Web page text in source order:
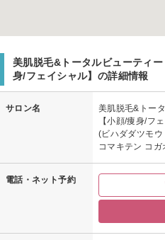
美肌脱毛&トータルビューティ
身/フェイシャル】の詳細情報
サロン名
美肌脱毛&トー
【小顔/痩身/フ
(ビハダダツモ
コマキテン コ
電話・ネット予約